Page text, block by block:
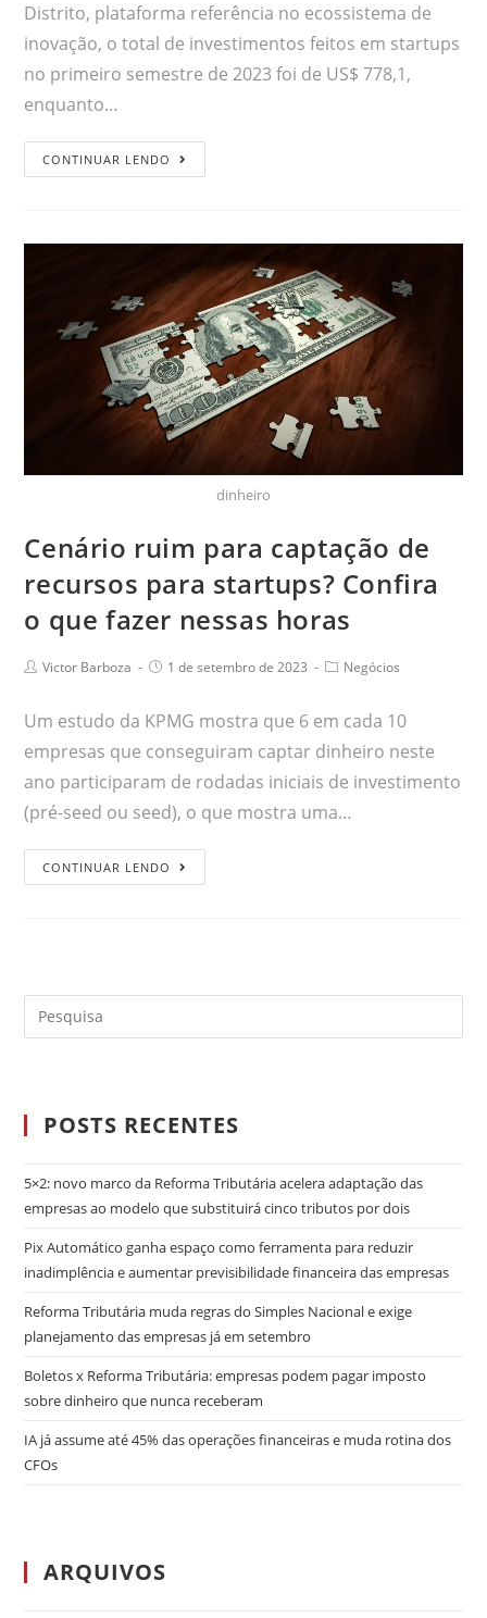
Distrito, plataforma referência no ecossistema de
inovação, o total de investimentos feitos em startups
no primeiro semestre de 2023 foi de US$ 778,1,
enquanto…
CONTINUAR LENDO
dinheiro
Cenário ruim para captação de
recursos para startups? Confira
o que fazer nessas horas
Victor Barboza 1 de setembro de 2023 Negócios
Um estudo da KPMG mostra que 6 em cada 10
empresas que conseguiram captar dinheiro neste
ano participaram de rodadas iniciais de investimento
(pré-seed ou seed), o que mostra uma…
CONTINUAR LENDO
POSTS RECENTES
5×2: novo marco da Reforma Tributária acelera adaptação das
empresas ao modelo que substituirá cinco tributos por dois
Pix Automático ganha espaço como ferramenta para reduzir
inadimplência e aumentar previsibilidade financeira das empresas
Reforma Tributária muda regras do Simples Nacional e exige
planejamento das empresas já em setembro
Boletos x Reforma Tributária: empresas podem pagar imposto
sobre dinheiro que nunca receberam
IA já assume até 45% das operações financeiras e muda rotina dos
CFOs
ARQUIVOS